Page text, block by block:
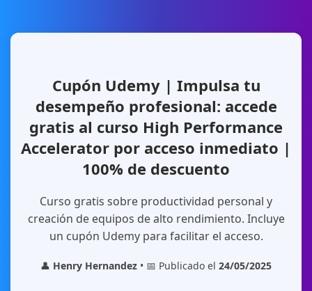
Cupón Udemy | Impulsa tu
desempeño profesional: accede
gratis al curso High Performance
Accelerator por acceso inmediato |
100% de descuento
Curso gratis sobre productividad personal y
creación de equipos de alto rendimiento. Incluye
un cupón Udemy para facilitar el acceso.
👤 Henry Hernandez • 📅 Publicado el 24/05/2025